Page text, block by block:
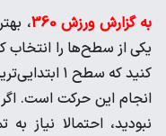
به گزارش ورزش 360
،
یکی از سطح‌ها را انتخاب
انجام این حرکت است.
نبودید، احتمالا نیاز